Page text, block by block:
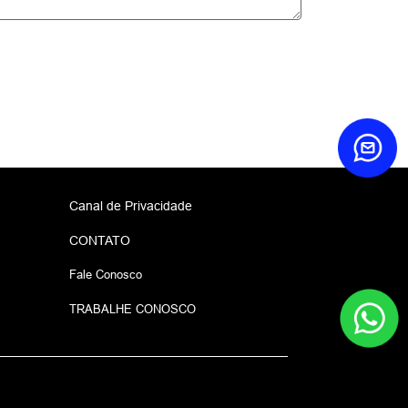
Canal de Privacidade
CONTATO
Fale Conosco
TRABALHE CONOSCO